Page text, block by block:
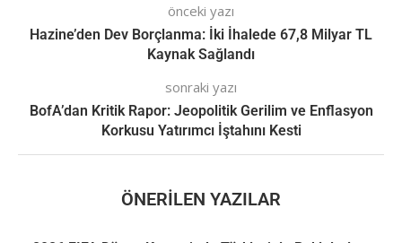
önceki yazı
Hazine’den Dev Borçlanma: İki İhalede 67,8 Milyar TL
Kaynak Sağlandı
sonraki yazı
BofA’dan Kritik Rapor: Jeopolitik Gerilim ve Enflasyon
Korkusu Yatırımcı İştahını Kesti
ÖNERILEN YAZILAR